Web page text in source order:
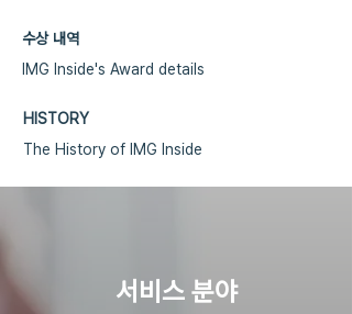
수상 내역
IMG Inside's Award details
HISTORY
The History of IMG Inside
​서비스 분야